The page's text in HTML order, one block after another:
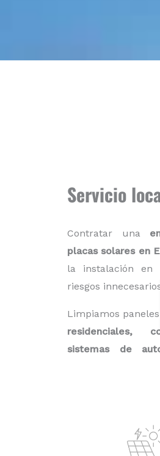
Servicio
Contratar una
placas solares en
la instalación en
riesgos
Limpiamos
residenciales,
sistemas de